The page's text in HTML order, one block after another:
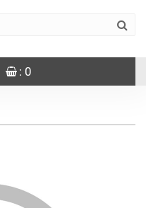
: 0